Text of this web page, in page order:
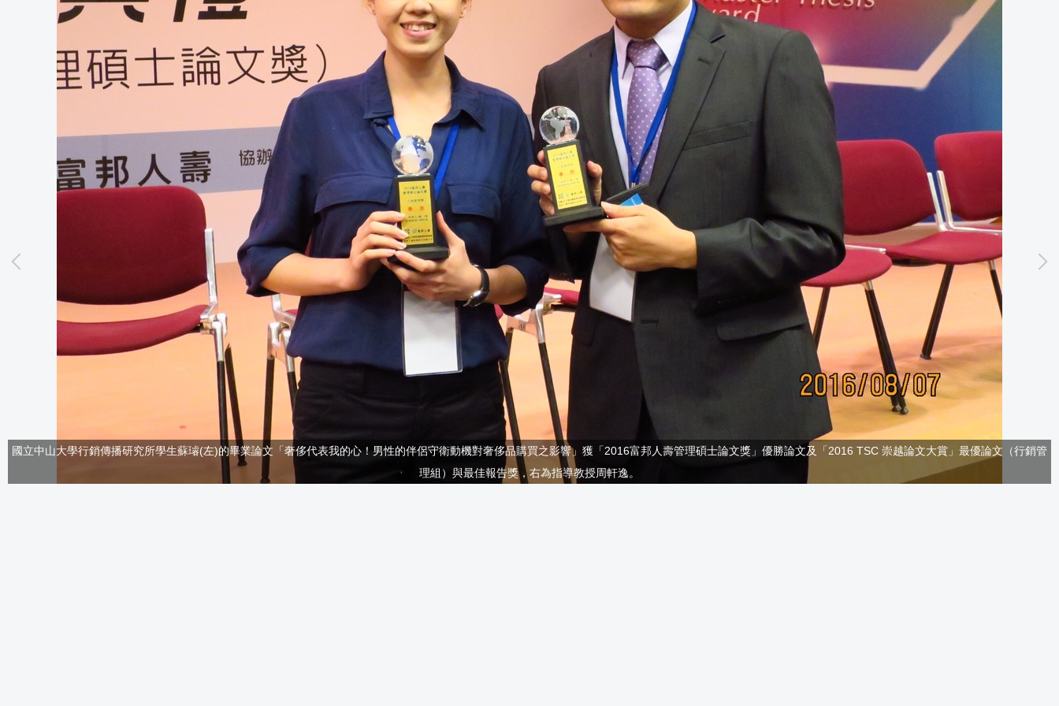
國立中山大學行銷傳播研究所學生蘇璿(左)的畢業論文「奢侈代表我的心！男性的伴侶守衛動機對奢侈品購買之影響」獲「2016富邦人壽管理碩士論文獎」優勝論文及「2016 TSC 崇越論文大賞」最優論文（行銷管
理組）與最佳報告獎，右為指導教授周軒逸。